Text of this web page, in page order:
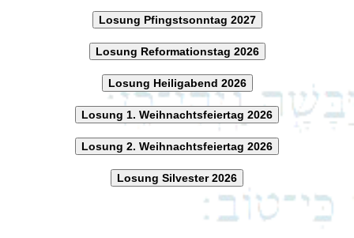
Losung Pfingstsonntag 2027
Losung Reformationstag 2026
Losung Heiligabend 2026
Losung 1. Weihnachtsfeiertag 2026
Losung 2. Weihnachtsfeiertag 2026
Losung Silvester 2026